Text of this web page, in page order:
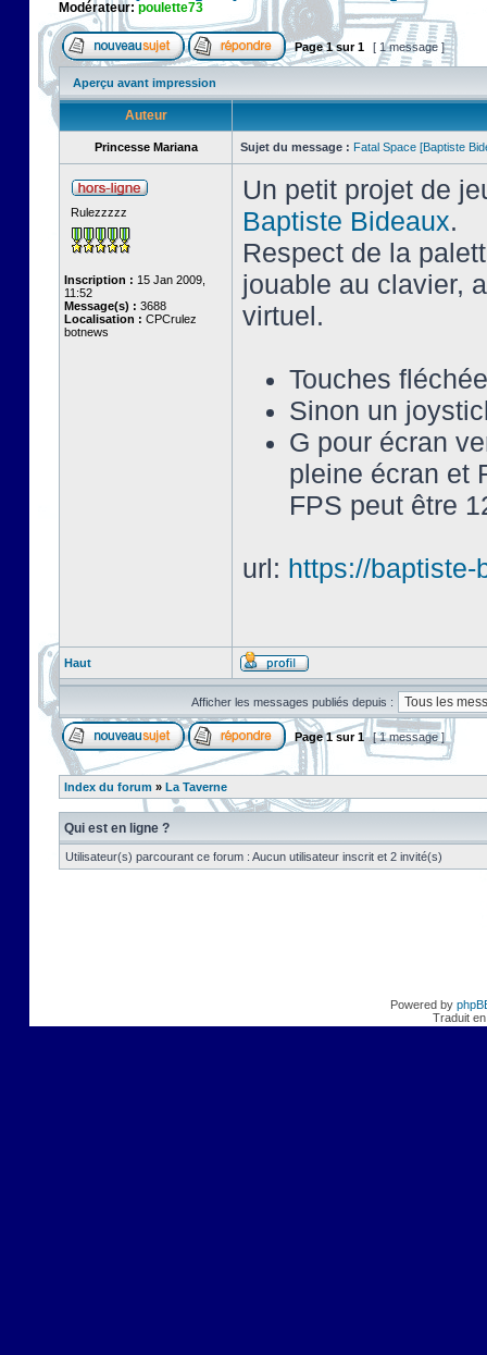
Modérateur: poulette73
Page1sur1 [ 1 message ]
Aperçu avant impression
Auteur
Princesse Mariana Sujet du message : Fatal Space [Baptiste
Rulezzzzz
Inscription : 15 Jan 2009,
11:52
Message(s) : 3688
Localisation : CPCrulez
botnews
Un petit projet de
Baptiste Bideaux.
Respect de la
jouable au clavier,
virtuel.
Touches
Sinon un
G pour écran
pleine écran et
FPS peut être
url: https://
Haut
Afficher les messages publiés depuis :
Page1sur1 [ 1 message ]
Index du forum » La Taverne
Qui est en ligne ?
Utilisateur(s) parcourant ce forum : Aucun utilisateur inscrit et 2 invité(s)
Powered by
Traduit